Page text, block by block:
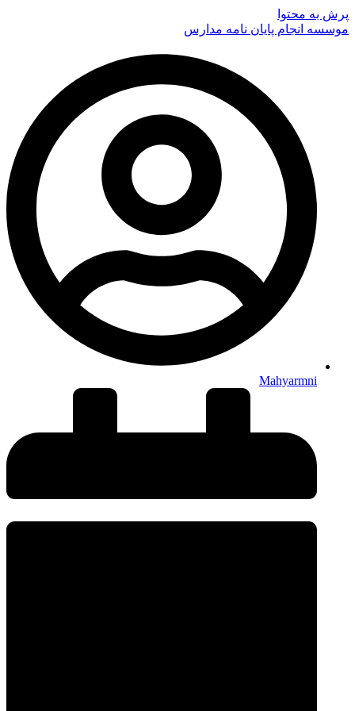
پرش به محتوا
موسسه انجام پایان نامه مدارس
Mahyarmni